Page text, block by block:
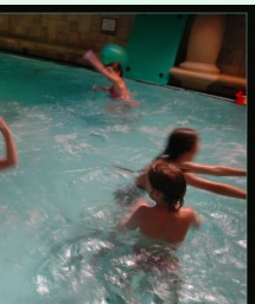
názvem
Městské informační